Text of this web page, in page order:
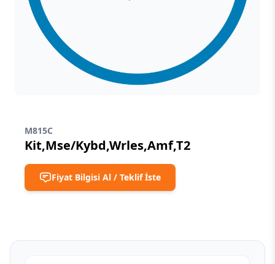
M815C
Kit,Mse/Kybd,Wrles,Amf,T2
Fiyat Bilgisi Al / Teklif İste